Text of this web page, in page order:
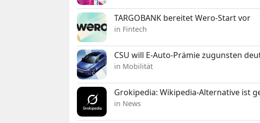
TARGOBANK bereitet Wero-Start vor
in Fintech
CSU will E-Auto-Prämie zugunsten
in Mobilität
Grokipedia: Wikipedia-Alternative ist
in News